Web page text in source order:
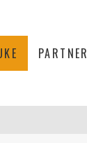
PARTNER